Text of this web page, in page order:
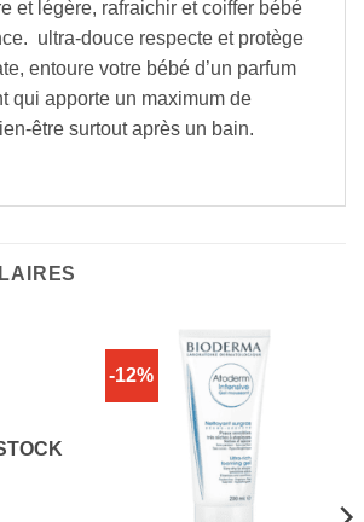
et légère, rafraichir et coiffer bébé
ultra-douce respecte et protège
entoure votre bébé d’un parfum
qui apporte un maximum de
être surtout après un bain.
-12%